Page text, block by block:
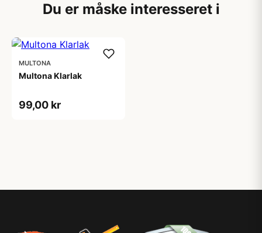
Du er måske interesseret i
MULTONA
Multona Klarlak
99,00 kr